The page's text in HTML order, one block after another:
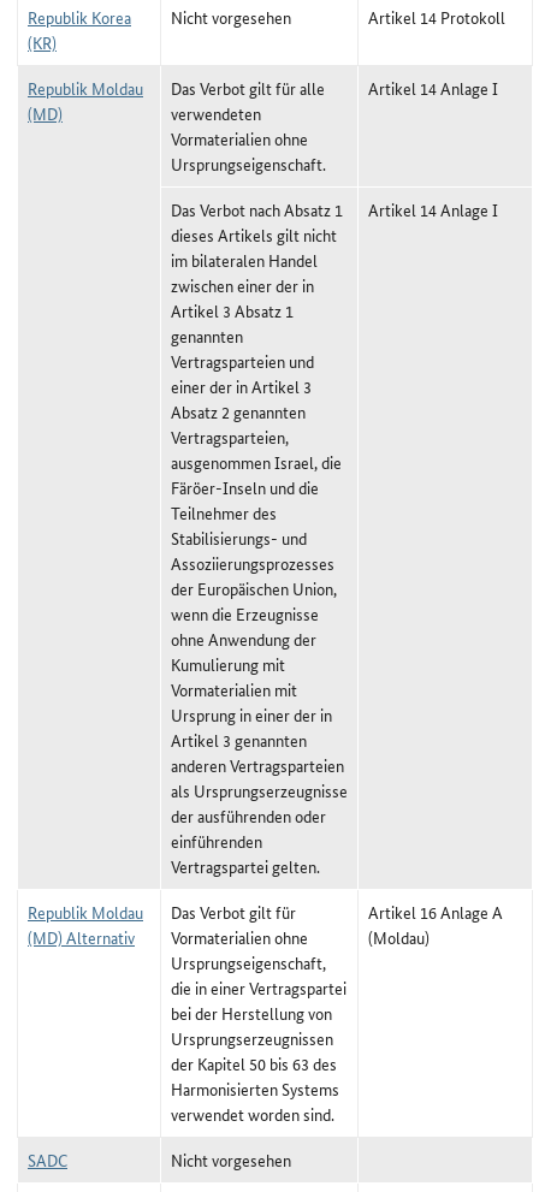
Republik Korea
(KR)
Nicht vorgesehen Artikel 14 Protokoll
Republik Moldau
(MD)
Das Verbot gilt für alle
verwendeten
Vormaterialien ohne
Ursprungseigenschaft.
Artikel 14 Anlage I
Das Verbot nach Absatz 1
dieses Artikels gilt nicht
im bilateralen Handel
zwischen einer der in
Artikel 3 Absatz 1
genannten
Vertragsparteien und
einer der in Artikel 3
Absatz 2 genannten
Vertragsparteien,
ausgenommen Israel, die
Färöer-Inseln und die
Teilnehmer des
Stabilisierungs- und
Assoziierungsprozesses
der Europäischen Union,
wenn die Erzeugnisse
ohne Anwendung der
Kumulierung mit
Vormaterialien mit
Ursprung in einer der in
Artikel 3 genannten
anderen Vertragsparteien
als Ursprungserzeugnisse
der ausführenden oder
einführenden
Vertragspartei gelten.
Artikel 14 Anlage I
Republik Moldau
(MD) Alternativ
Das Verbot gilt für
Vormaterialien ohne
Ursprungseigenschaft,
die in einer Vertragspartei
bei der Herstellung von
Ursprungserzeugnissen
der Kapitel 50 bis 63 des
Harmonisierten Systems
verwendet worden sind.
Artikel 16 Anlage A
(Moldau)
SADC
Nicht vorgesehen